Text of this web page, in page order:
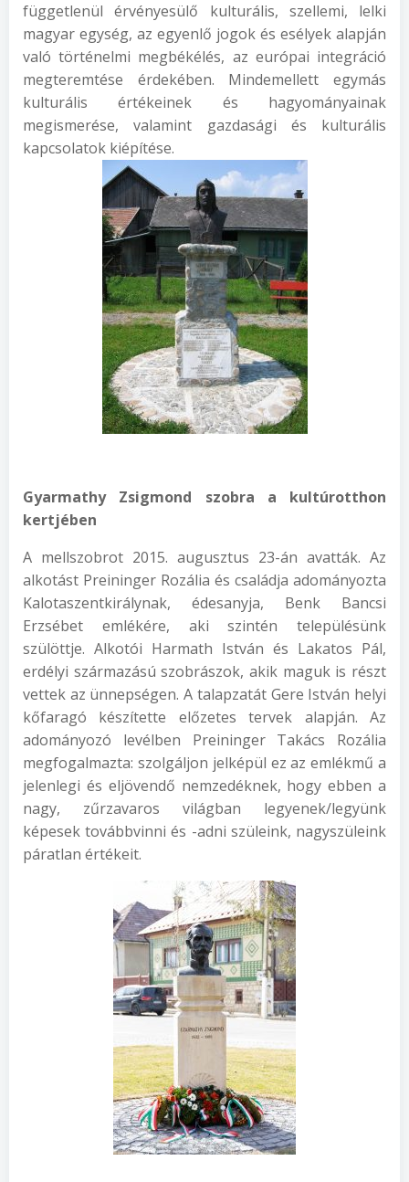
függetlenül érvényesülő kulturális, szellemi, lelki
magyar egység, az egyenlő jogok és esélyek alapján
való történelmi megbékélés, az európai integráció
megteremtése érdekében. Mindemellett egymás
kulturális értékeinek és hagyományainak
megismerése, valamint gazdasági és kulturális
kapcsolatok kiépítése.
Gyarmathy Zsigmond szobra a kultúrotthon
kertjében
A mellszobrot 2015. augusztus 23-án avatták. Az
alkotást Preininger Rozália és családja adományozta
Kalotaszentkirálynak, édesanyja, Benk Bancsi
Erzsébet emlékére, aki szintén településünk
szülöttje. Alkotói Harmath István és Lakatos Pál,
erdélyi származású szobrászok, akik maguk is részt
vettek az ünnepségen. A talapzatát Gere István helyi
kőfaragó készítette előzetes tervek alapján. Az
adományozó levélben Preininger Takács Rozália
megfogalmazta: szolgáljon jelképül ez az emlékmű a
jelenlegi és eljövendő nemzedéknek, hogy ebben a
nagy, zűrzavaros világban legyenek/legyünk
képesek továbbvinni és -adni szüleink, nagyszüleink
páratlan értékeit.